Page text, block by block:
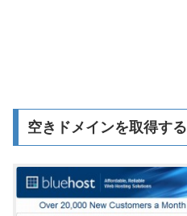
空きドメインを取得する